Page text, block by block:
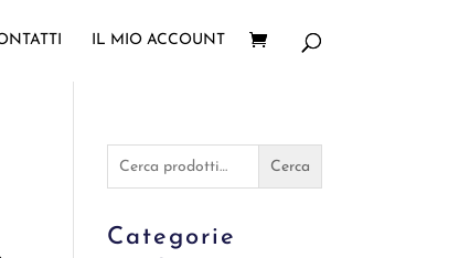
IL MIO ACCOUNT
Cerca: Cerca
Categorie